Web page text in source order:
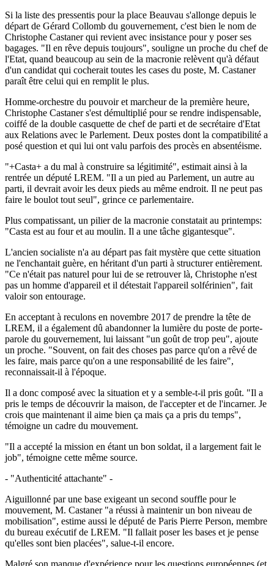
Si la liste des pressentis pour la place Beauvau s'allonge depuis le
départ de Gérard Collomb du gouvernement, c'est bien le nom de
Christophe Castaner qui revient avec insistance pour y poser ses
bagages. "Il en rêve depuis toujours", souligne un proche du chef de
l'Etat, quand beaucoup au sein de la macronie relèvent qu'à défaut
d'un candidat qui cocherait toutes les cases du poste, M. Castaner
paraît être celui qui en remplit le plus.
Homme-orchestre du pouvoir et marcheur de la première heure,
Christophe Castaner s'est démultiplié pour se rendre indispensable,
coiffé de la double casquette de chef de parti et de secrétaire d'Etat
aux Relations avec le Parlement. Deux postes dont la compatibilité a
posé question et qui lui ont valu parfois des procès en absentéisme.
"+Casta+ a du mal à construire sa légitimité", estimait ainsi à la
rentrée un député LREM. "Il a un pied au Parlement, un autre au
parti, il devrait avoir les deux pieds au même endroit. Il ne peut pas
faire le boulot tout seul", grince ce parlementaire.
Plus compatissant, un pilier de la macronie constatait au printemps:
"Casta est au four et au moulin. Il a une tâche gigantesque".
L'ancien socialiste n'a au départ pas fait mystère que cette situation
ne l'enchantait guère, en héritant d'un parti à structurer entièrement.
"Ce n'était pas naturel pour lui de se retrouver là, Christophe n'est
pas un homme d'appareil et il détestait l'appareil solférinien", fait
valoir son entourage.
En acceptant à reculons en novembre 2017 de prendre la tête de
LREM, il a également dû abandonner la lumière du poste de porte-
parole du gouvernement, lui laissant "un goût de trop peu", ajoute
un proche. "Souvent, on fait des choses pas parce qu'on a rêvé de
les faire, mais parce qu'on a une responsabilité de les faire",
reconnaissait-il à l'époque.
Il a donc composé avec la situation et y a semble-t-il pris goût. "Il a
pris le temps de découvrir la maison, de l'accepter et de l'incarner. Je
crois que maintenant il aime bien ça mais ça a pris du temps",
témoigne un cadre du mouvement.
"Il a accepté la mission en étant un bon soldat, il a largement fait le
job", témoigne cette même source.
- "Authenticité attachante" -
Aiguillonné par une base exigeant un second souffle pour le
mouvement, M. Castaner "a réussi à maintenir un bon niveau de
mobilisation", estime aussi le député de Paris Pierre Person, membre
du bureau exécutif de LREM. "Il fallait poser les bases et je pense
qu'elles sont bien placées", salue-t-il encore.
Malgré son manque d'expérience pour les questions européennes (et